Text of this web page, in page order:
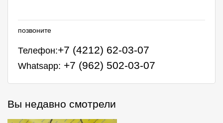
позвоните
Телефон:+7 (4212) 62-03-07
Whatsapp: +7 (962) 502-03-07
Вы недавно смотрели